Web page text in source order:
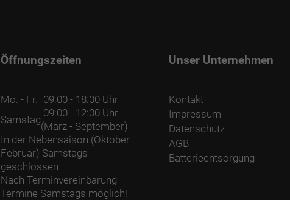
Öffnungszeiten
Mo. - Fr.
09:00 - 18:00 Uhr
Samstag
09:00 - 12:00 Uhr
(März - September)
In der Nebensaison (Oktober -
Februar) Samstags
geschlossen
Nach Terminvereinbarung
Termine Samstags möglich!
Unser Unternehmen
Kontakt
Impressum
Datenschutz
AGB
Batterieentsorgung